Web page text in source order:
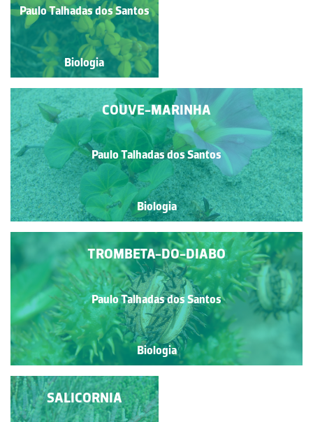
Paulo Talhadas dos Santos
Biologia
COUVE-MARINHA
Paulo Talhadas dos Santos
Biologia
TROMBETA-DO-DIABO
Paulo Talhadas dos Santos
Biologia
Paulo Talhadas dos Santos
Biologia
TULIPA
SALICORNIA